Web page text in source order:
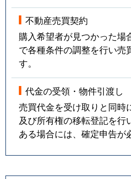
不動産売買契約
購入希望者が見つかった場
で各種条件の調整を行い売
す。
代金の受領・物件引渡し
売買代金を受け取りと同時
及び所有権の移転登記を行
ある場合には、確定申告が